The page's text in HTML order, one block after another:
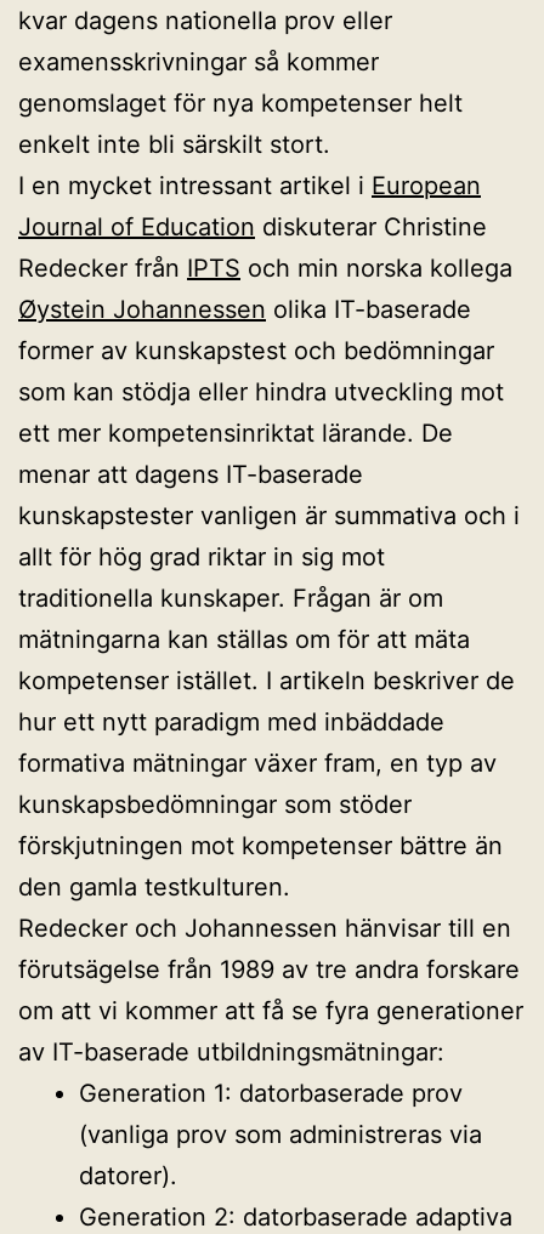
kvar dagens nationella prov eller
examensskrivningar så kommer
genomslaget för nya kompetenser helt
enkelt inte bli särskilt stort.
I en mycket intressant artikel i European
Journal of Education diskuterar Christine
Redecker från IPTS och min norska kollega
Øystein Johannessen olika IT-baserade
former av kunskapstest och bedömningar
som kan stödja eller hindra utveckling mot
ett mer kompetensinriktat lärande. De
menar att dagens IT-baserade
kunskapstester vanligen är summativa och i
allt för hög grad riktar in sig mot
traditionella kunskaper. Frågan är om
mätningarna kan ställas om för att mäta
kompetenser istället. I artikeln beskriver de
hur ett nytt paradigm med inbäddade
formativa mätningar växer fram, en typ av
kunskapsbedömningar som stöder
förskjutningen mot kompetenser bättre än
den gamla testkulturen.
Redecker och Johannessen hänvisar till en
förutsägelse från 1989 av tre andra forskare
om att vi kommer att få se fyra generationer
av IT-baserade utbildningsmätningar:
Generation 1: datorbaserade prov
(vanliga prov som administreras via
datorer).
Generation 2: datorbaserade adaptiva